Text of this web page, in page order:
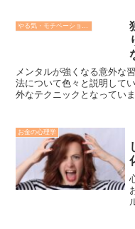
やる気・モチベーションの心理学
メンタルが強くなる意外な
法について色々と説明して
外なテクニックとなってい
お金の心理学